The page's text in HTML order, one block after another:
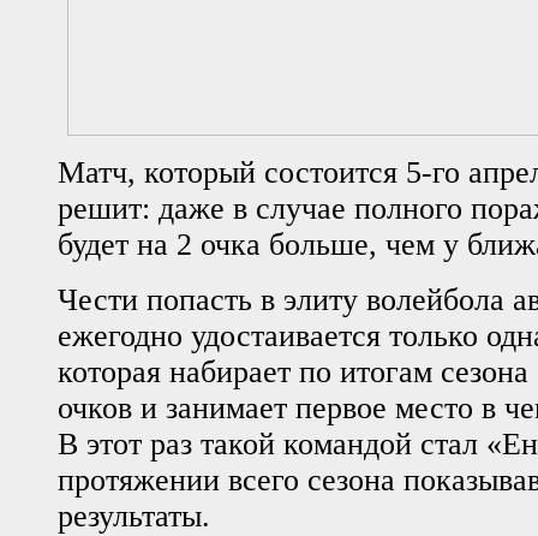
Матч, который состоится 5-го
решит: даже в случае полного
будет на 2 очка больше, чем у
Чести попасть в элиту волейбола
ежегодно удостаивается только
которая набирает по итогам
очков и занимает первое место в
В этот раз такой командой стал
протяжении всего сезона
результаты.